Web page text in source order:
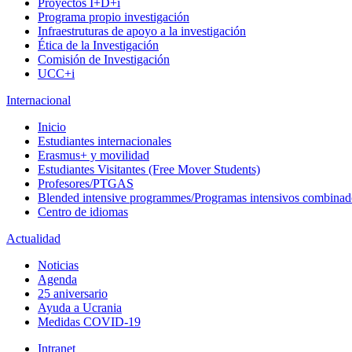
Proyectos I+D+i
Programa propio investigación
Infraestruturas de apoyo a la investigación
Ética de la Investigación
Comisión de Investigación
UCC+i
Internacional
Inicio
Estudiantes internacionales
Erasmus+ y movilidad
Estudiantes Visitantes (Free Mover Students)
Profesores/PTGAS
Blended intensive programmes/Programas intensivos
Centro de idiomas
Actualidad
Noticias
Agenda
25 aniversario
Ayuda a Ucrania
Medidas COVID-19
Intranet